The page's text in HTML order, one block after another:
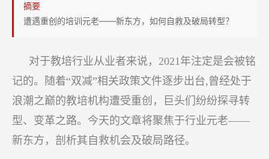
摘要
遭遇重创的培训元老——新东方，如何自救及破局转型？
对于教培行业从业者来说，2021年注定是会被铭
记的。随着“双减”相关政策文件逐步出台,曾经处于
浪潮之巅的教培机构遭受重创，巨头们纷纷探寻转
型、变革之路。今天的文章将聚焦于行业元老——
新东方，剖析其自救机会及破局路径。